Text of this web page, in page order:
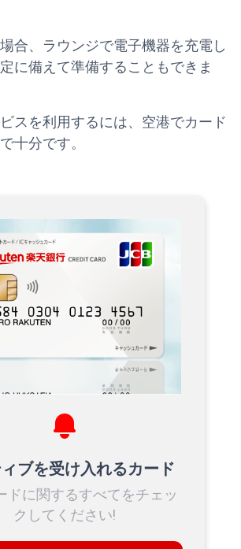
合、ラウンジで電子機器を充電し
に備えて準備することもできま
スを利用するには、空港でカード
十分です。
ブを受け入れるカード
ドに関するすべてをチェッ
クしてください!